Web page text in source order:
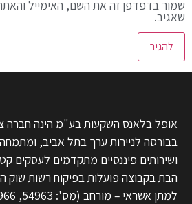
שמור בדפדפן זה את השם, האימייל
שאגיב.
אופל בלאנס השקעות בע"מ הינה חברה
בבורסה לניירות ערך בתל אביב,
ושירותים פיננסיים מתקדמים לעסקים
הבת בקבוצה פועלות בפיקוח רשות שוק